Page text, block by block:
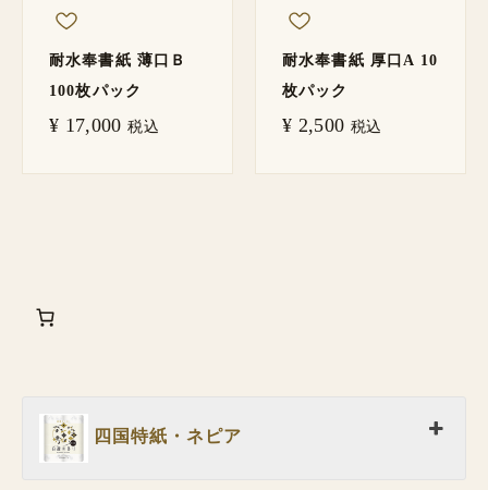
四国特紙・ネピア
耐水奉書紙 薄口Ｂ
100枚パック
¥ 17,000 税込
耐水奉書紙 厚口A 10
枚パック
¥ 2,500 税込